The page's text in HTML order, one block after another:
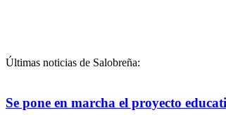
Últimas noticias de Salobreña:
Se pone en marcha el proyecto